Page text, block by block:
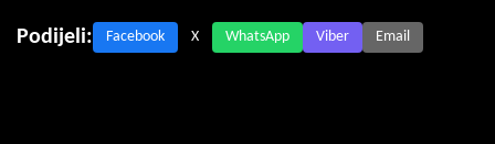
Podijeli: Facebook X WhatsApp Viber Email